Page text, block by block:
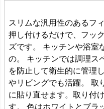
スリムな汎用性のあるフ
押し付けるだけで、フッ
ズです。 キッチンや浴室
の。 キッチンでは調理ス
を防止して衛生的に管理
やリビングでも活躍。 取
に貼り直せます。取り付
す。 色はホワイトとブラ